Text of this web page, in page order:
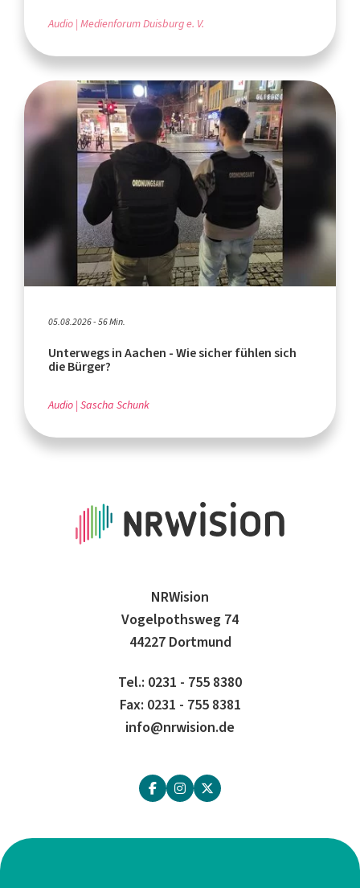
Audio Medienforum Duisburg e. V.
05.08.2026 - 56 Min.
Unterwegs in Aachen - Wie sicher fühlen sich
die Bürger?
Audio Sascha Schunk
NRWision
Vogelpothsweg 74
44227 Dortmund
Tel.: 0231 - 755 8380
Fax: 0231 - 755 8381
info@nrwision.de